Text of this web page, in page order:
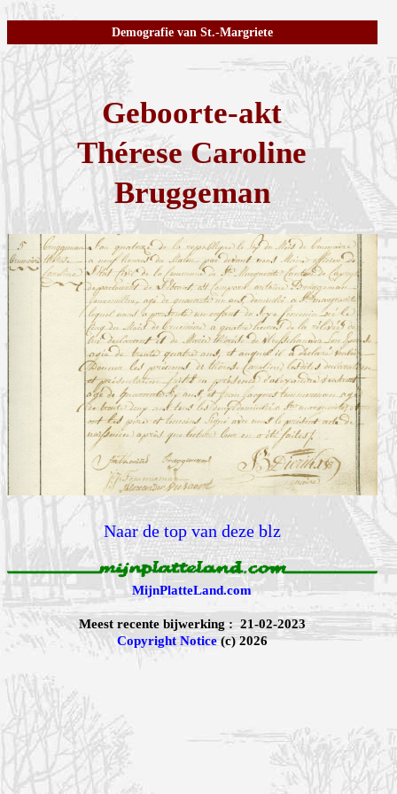
Demografie van St.-Margriete
Geboorte-akt
Thérese Caroline
Bruggeman
Naar de top van deze blz
MijnPlatteLand.com
Meest recente bijwerking : 21-02-2023
Copyright Notice(c) 2026